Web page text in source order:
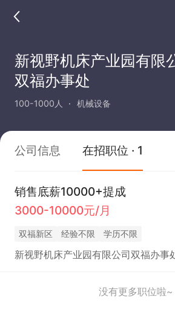
新视野机床产业园有限
双福办事处
100-1000人 机械设备
公司信息 在招职位 · 1
销售底薪10000+提成
3000-10000元/月
双福新区 经验不限 学历不限
新视野机床产业园有限公司双福办事
没有更多职位啦~